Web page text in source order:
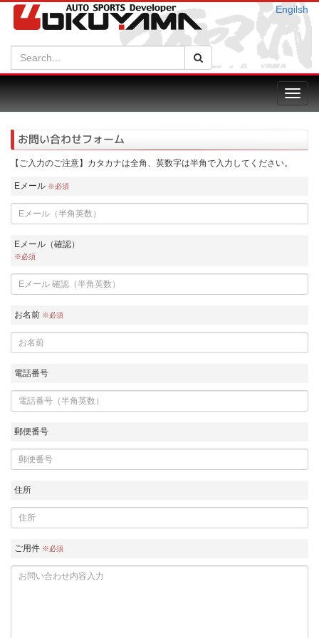
Engilsh
Search:
お問い合わせフォーム
【ご入力のご注意】カタカナは全角、英数字は半角で入力してください。
Eメール ※必須
Eメール（確認）
※必須
お名前 ※必須
電話番号
郵便番号
住所
ご用件 ※必須